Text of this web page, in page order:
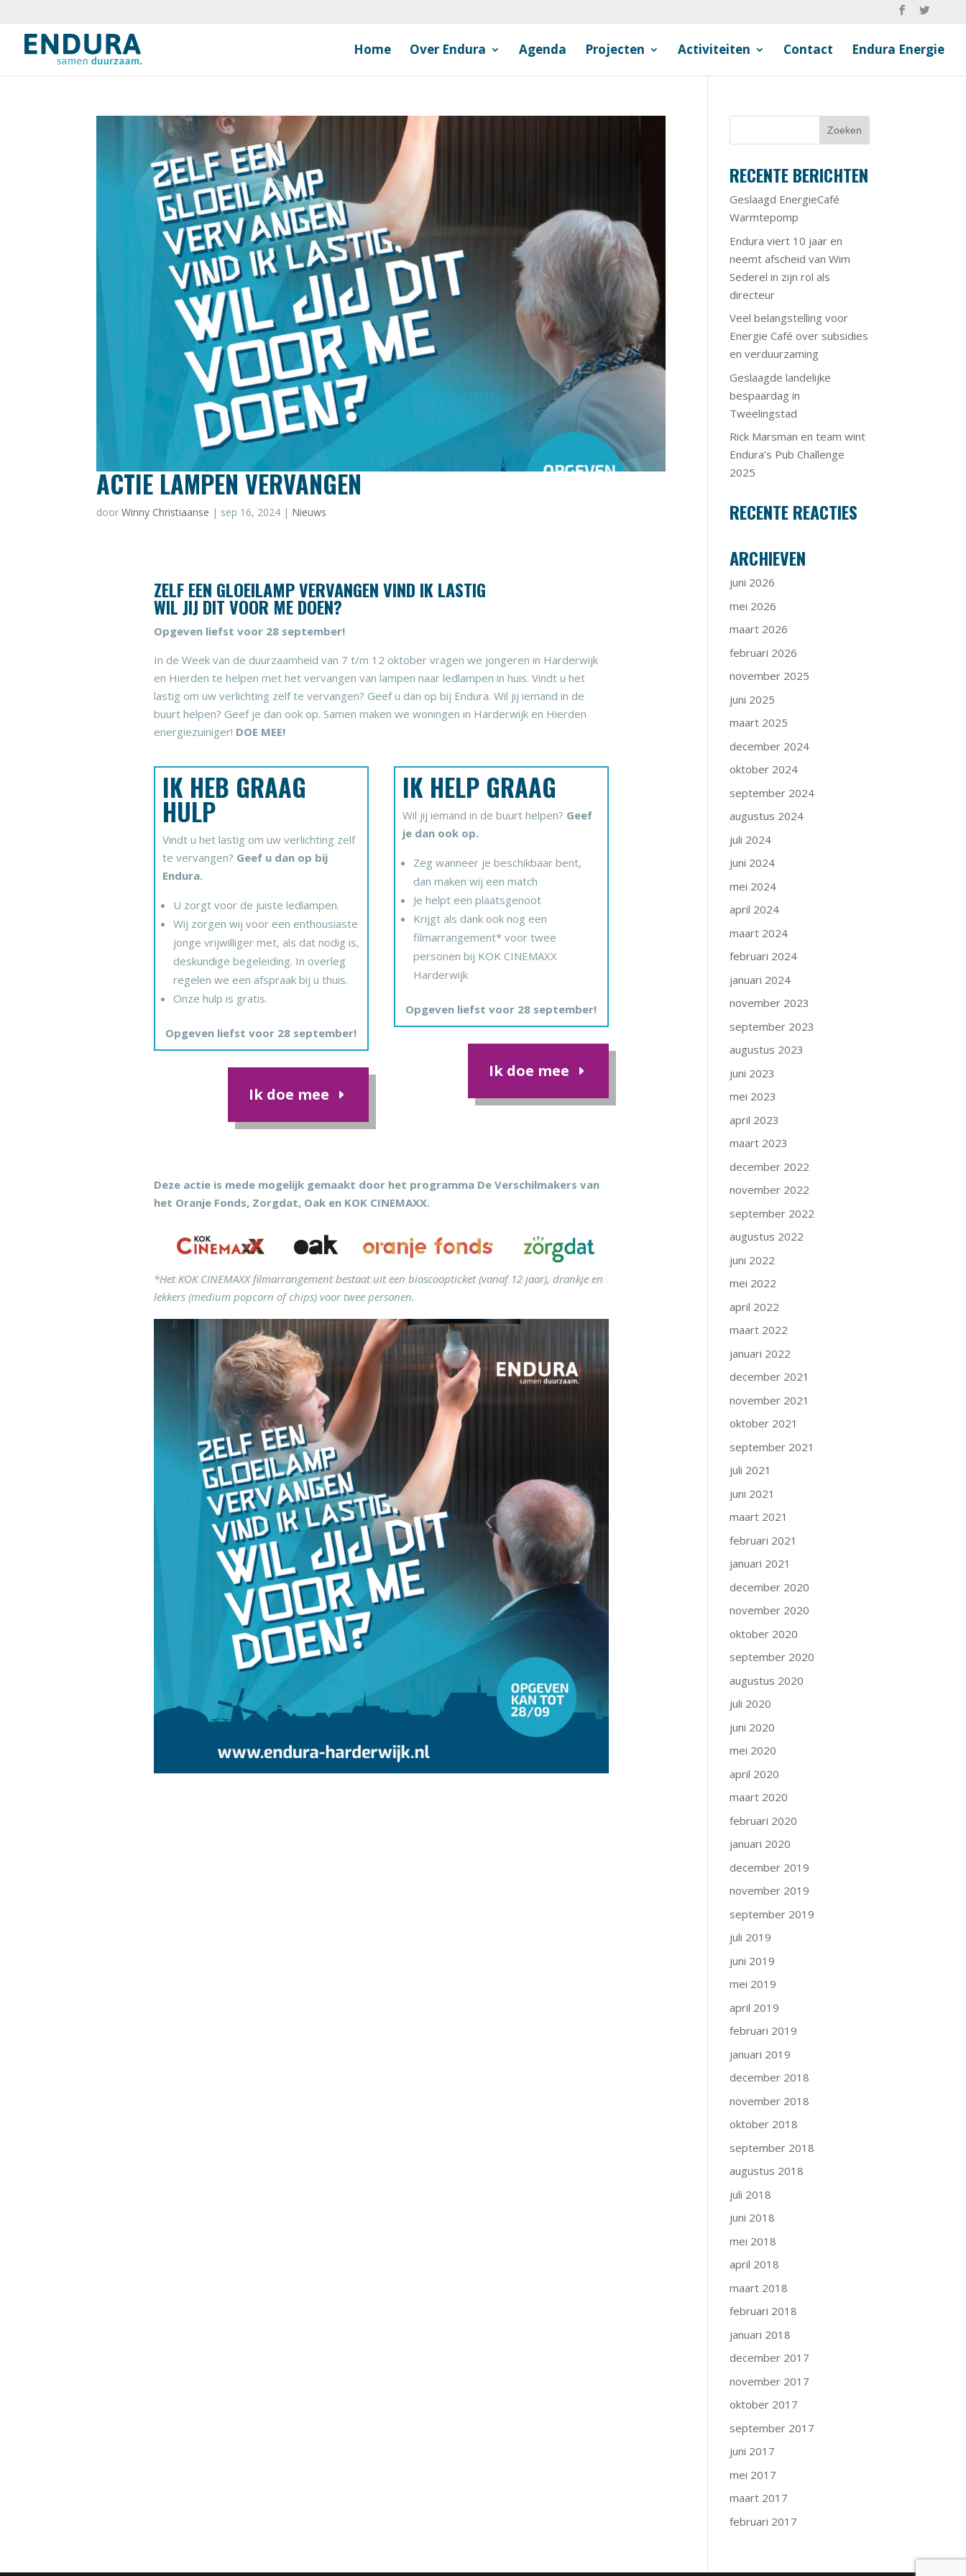
Home Over Endura Agenda Projecten Activiteiten Contact Endura Energie
ACTIE LAMPEN VERVANGEN
doorWinny Christiaanse | sep 16, 2024 | Nieuws
ZELF EEN GLOEILAMP VERVANGEN VIND IK LASTIG
WIL JIJ DIT VOOR ME DOEN?
Opgeven liefst voor 28 september!
In de Week van de duurzaamheid van 7 t/m 12 oktober vragen we jongeren in Harderwijk
en Hierden te helpen met het vervangen van lampen naar ledlampen in huis. Vindt u het
lastig om uw verlichting zelf te vervangen? Geef u dan op bij Endura. Wil jij iemand in de
buurt helpen? Geef je dan ook op. Samen maken we woningen in Harderwijk en Hierden
energiezuiniger! DOE MEE!
IK HEB GRAAG
HULP
Vindt u het lastig om uw verlichting zelf
te vervangen? Geef u dan op bij
Endura.
U zorgt voor de juiste ledlampen.
Wij zorgen wij voor een enthousiaste
jonge vrijwilliger met, als dat nodig is,
deskundige begeleiding. In overleg
regelen we een afspraak bij u thuis.
Onze hulp is gratis.
Opgeven liefst voor 28 september!
Ik doe mee
IK HELP GRAAG
Wil jij iemand in de buurt helpen? Geef
je dan ook op.
Zeg wanneer je beschikbaar bent,
dan maken wij een match
Je helpt een plaatsgenoot
Krijgt als dank ook nog een
filmarrangement* voor twee
personen bij KOK CINEMAXX
Harderwijk
Opgeven liefst voor 28 september!
Ik doe mee
Deze actie is mede mogelijk gemaakt door het programma De Verschilmakers van
het Oranje Fonds, Zorgdat, Oak en KOK CINEMAXX.
*Het KOK CINEMAXX filmarrangement bestaat uit een bioscoopticket (vanaf 12 jaar), drankje en
lekkers (medium popcorn of chips) voor twee personen.
RECENTE BERICHTEN
Geslaagd EnergieCafé
Warmtepomp
Endura viert 10 jaar en
neemt afscheid van Wim
Sederel in zijn rol als
directeur
Veel belangstelling voor
Energie Café over subsidies
en verduurzaming
Geslaagde landelijke
bespaardag in
Tweelingstad
Rick Marsman en team wint
Endura’s Pub Challenge
2025
RECENTE REACTIES
ARCHIEVEN
juni 2026
mei 2026
maart 2026
februari 2026
november 2025
juni 2025
maart 2025
december 2024
oktober 2024
september 2024
augustus 2024
juli 2024
juni 2024
mei 2024
april 2024
maart 2024
februari 2024
januari 2024
november 2023
september 2023
augustus 2023
juni 2023
mei 2023
april 2023
maart 2023
december 2022
november 2022
september 2022
augustus 2022
juni 2022
mei 2022
april 2022
maart 2022
januari 2022
december 2021
november 2021
oktober 2021
september 2021
juli 2021
juni 2021
maart 2021
februari 2021
januari 2021
december 2020
november 2020
oktober 2020
september 2020
augustus 2020
juli 2020
juni 2020
mei 2020
april 2020
maart 2020
februari 2020
januari 2020
december 2019
november 2019
september 2019
juli 2019
juni 2019
mei 2019
april 2019
februari 2019
januari 2019
december 2018
november 2018
oktober 2018
september 2018
augustus 2018
juli 2018
juni 2018
mei 2018
april 2018
maart 2018
februari 2018
januari 2018
december 2017
november 2017
oktober 2017
september 2017
juni 2017
mei 2017
maart 2017
februari 2017